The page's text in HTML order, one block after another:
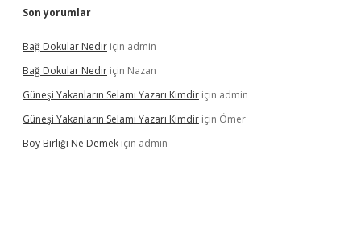
Son yorumlar
Bağ Dokular Nedir için admin
Bağ Dokular Nedir için Nazan
Güneşi Yakanların Selamı Yazarı Kimdir için admin
Güneşi Yakanların Selamı Yazarı Kimdir için Ömer
Boy Birliği Ne Demek için admin